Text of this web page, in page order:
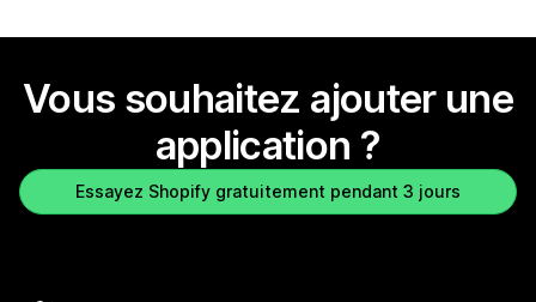
Vous souhaitez ajouter une
application ?
Essayez Shopify gratuitement pendant 3 jours